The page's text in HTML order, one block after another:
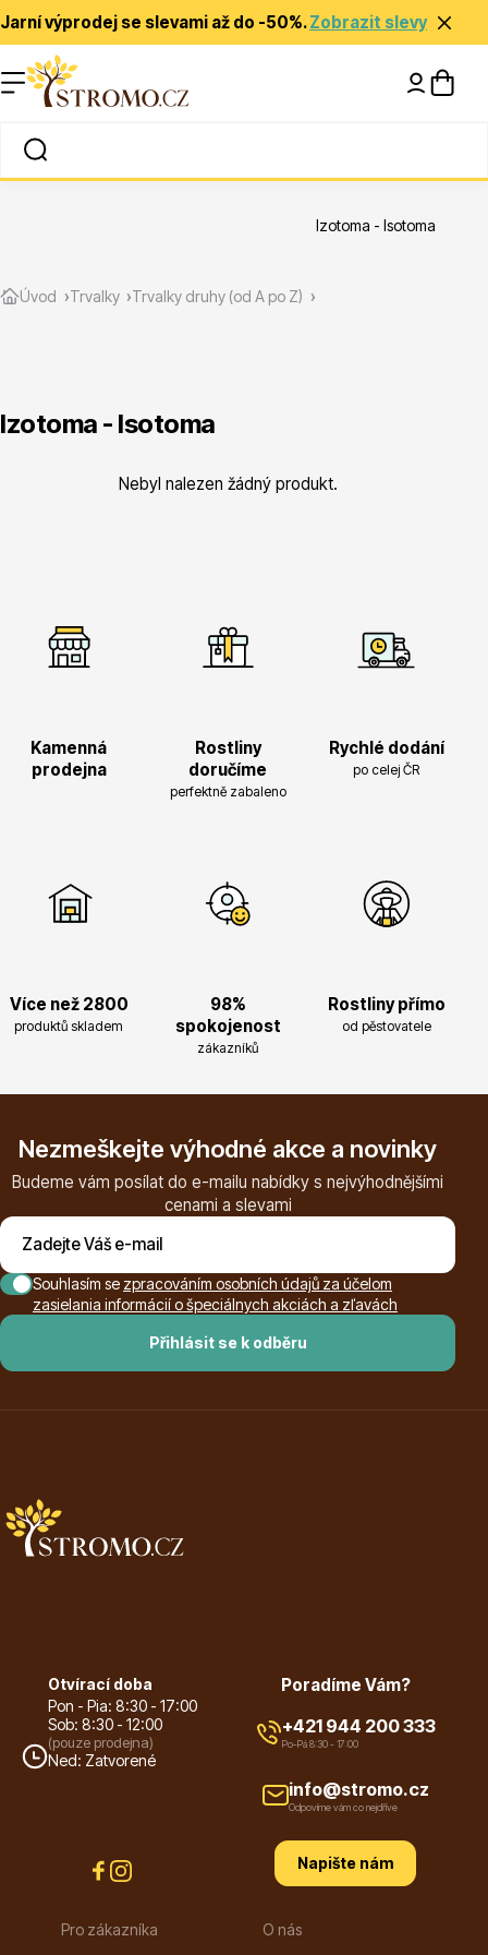
Jarní výprodej se slevami až do -50%.Zobrazit slevy
Rady a tipy
Vřesovištní rostliny
Magnólie
Semena, sadba
Cibuloviny
Úvod Trvalky Trvalky druhy (od A po Z)
Izotoma - Isotoma
Izotoma - Isotoma
Nebyl nalezen žádný produkt.
Kamenná
prodejna
Rostliny
doručíme
perfektně zabaleno
Rychlé dodání
po celej ČR
Více než 2800
produktů skladem
98%
spokojenost
zákazníků
Rostliny přímo
od pěstovatele
Nezmeškejte výhodné akce a novinky
Budeme vám posílat do e-mailu nabídky s nejvýhodnějšími
cenami a slevami
Přihlásit se k odběru
Souhlasím se zpracováním osobních údajů za účelom
zasielania informácií o špeciálnych akciách a zľavách
Otvírací doba
Pon - Pia: 8:30 - 17:00
Sob: 8:30 - 12:00
(pouze prodejna)
Ned: Zatvorené
Pro zákazníka O nás
Poradíme Vám?
+421 944 200 333
Po-Pá 8:30 - 17:00
info@stromo.cz
Odpovíme vám co nejdříve
Napište nám